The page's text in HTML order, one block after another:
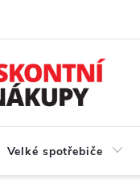
Velké spotřebiče